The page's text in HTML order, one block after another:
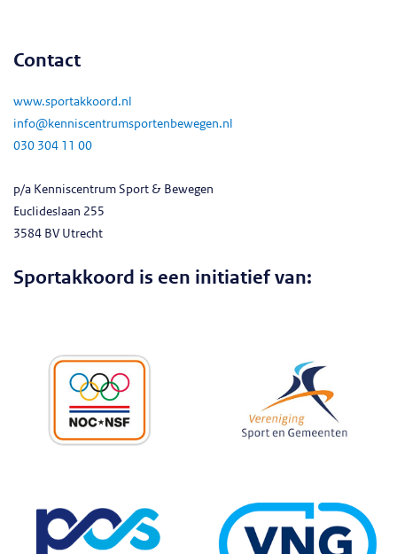
Contact
www.sportakkoord.nl
info@kenniscentrumsportenbewegen.nl
030 304 11 00
p/a Kenniscentrum Sport & Bewegen
Euclideslaan 255
3584 BV Utrecht
Sportakkoord is een initiatief van: